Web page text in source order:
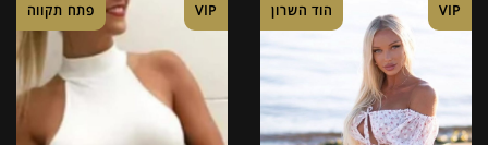
פתח תקווה VIP הוד השרון VIP